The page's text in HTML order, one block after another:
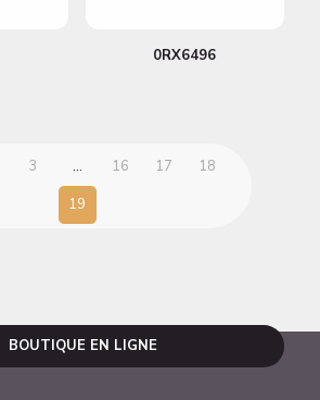
0RX6496
3 … 16 17
18
19
BOUTIQUE EN LIGNE